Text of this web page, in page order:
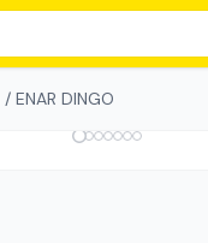
/ ENAR DINGO